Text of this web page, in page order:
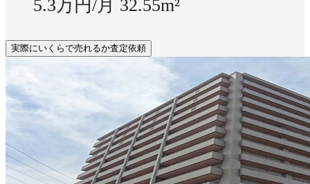
5.3万円/月 32.55m²
実際にいくらで売れるか査定依頼